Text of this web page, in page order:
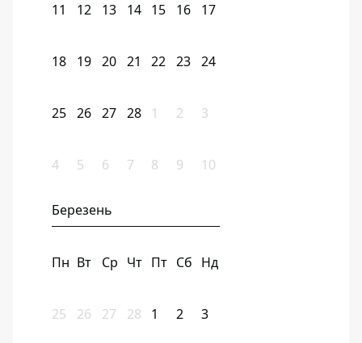
11 12 13 14 15 16 17
18 19 20 21 22 23 24
25 26 27 28 1 2 3
4 5 6 7 8 9 10
Березень
Пн Вт Ср Чт Пт Сб Нд
25 26 27 28 1 2 3